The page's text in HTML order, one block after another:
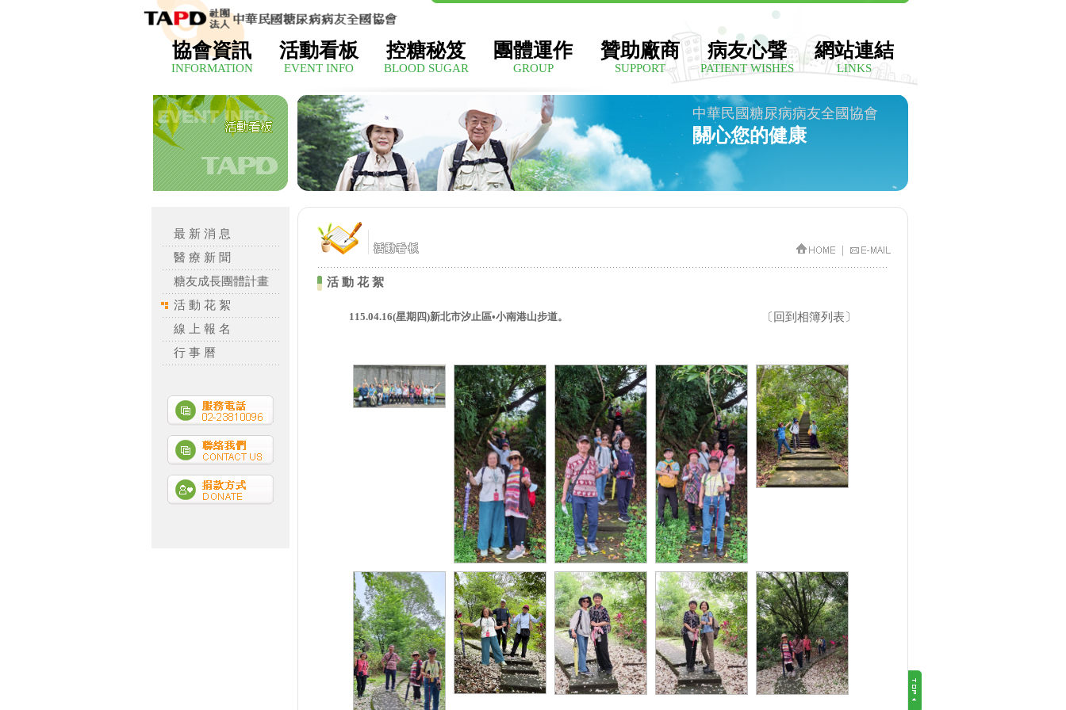
協會資訊
INFORMATION
活動看板
EVENT INFO
控糖秘笈
BLOOD SUGAR
團體運作
GROUP
贊助廠商
SUPPORT
病友心聲
PATIENT WISHES
網站連結
LINKS
中華民國糖尿病病友全國協會
關心您的健康
最 新 消 息
醫 療 新 聞
糖友成長團體計畫
活 動 花 絮
線 上 報 名
行 事 曆
|
活 動 花 絮
115.04.16(星期四)新北市汐止區•小南港山步道。 〔 回到相簿列表 〕